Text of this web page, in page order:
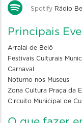
Spotify Rádio
Principais
Arraial de Belô
Festivais Culturais
Carnaval
Noturno nos Museus
Zona Cultura Praça da
Circuito Municipal de